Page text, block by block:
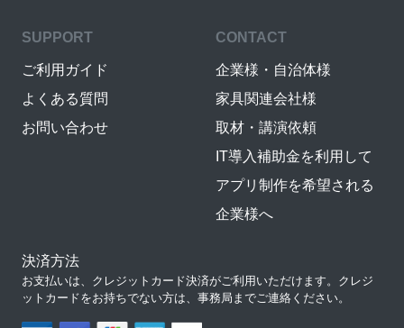
SUPPORT
ご利用ガイド
よくある質問
お問い合わせ
CONTACT
企業様・自治体様
家具関連会社様
取材・講演依頼
IT導入補助金を利用して
アプリ制作を希望される
企業様へ
決済方法
お支払いは、クレジットカード決済がご利用いただけます。クレジ
ットカードをお持ちでない方は、事務局までご連絡ください。